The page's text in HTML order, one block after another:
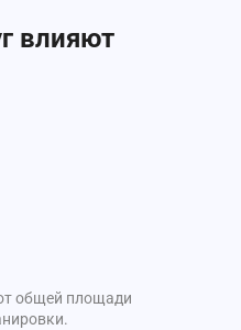
влияют
общей площади